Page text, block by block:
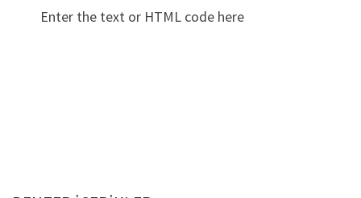
Enter the text or HTML code here